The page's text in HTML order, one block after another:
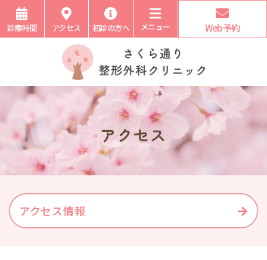
アクセス
アクセス情報
診療時間 アクセス 初診の方へ メニュー Web予約